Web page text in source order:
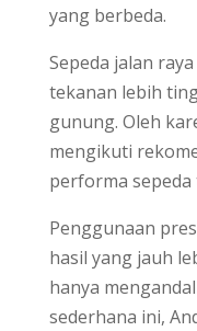
yang berbeda.
Sepeda jalan
tekanan lebih
gunung. Oleh
mengikuti
performa
Penggunaan
hasil yang jauh
hanya
sederhana ini,